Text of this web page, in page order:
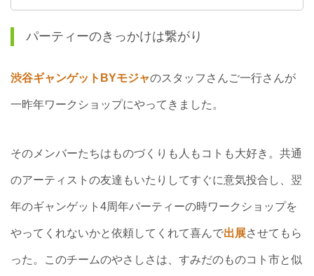
パーティーのきっかけは繋がり
渋谷ギャンゲットBYモジャのスタッフさんご一行さんが
一昨年ワークショップにやってきました。
そのメンバーたちはものづくりも人もコトも大好き。共通
のアーティストの友達もいたりしてすぐに意気投合し、翌
年のギャンゲット4周年パーティーの時ワークショップを
やってくれないかと依頼してくれて喜んで出展させてもら
った。このチームのやさしさは、すみだのものコト市と似